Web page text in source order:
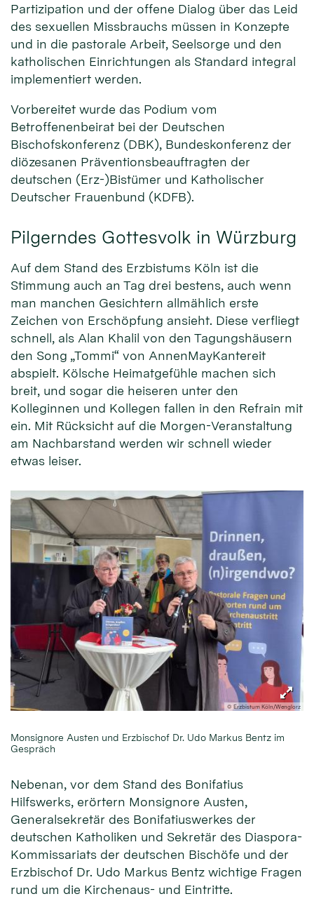
Partizipation und der offene Dialog über das Leid
des sexuellen Missbrauchs müssen in Konzepte
und in die pastorale Arbeit, Seelsorge und den
katholischen Einrichtungen als Standard integral
implementiert werden.
Vorbereitet wurde das Podium vom
Betroffenenbeirat bei der Deutschen
Bischofskonferenz (DBK), Bundeskonferenz der
diözesanen Präventionsbeauftragten der
deutschen (Erz-)Bistümer und Katholischer
Deutscher Frauenbund (KDFB).
Pilgerndes Gottesvolk in Würzburg
Auf dem Stand des Erzbistums Köln ist die
Stimmung auch an Tag drei bestens, auch wenn
man manchen Gesichtern allmählich erste
Zeichen von Erschöpfung ansieht. Diese verfliegt
schnell, als Alan Khalil von den Tagungshäusern
den Song „Tommi“ von AnnenMayKantereit
abspielt. Kölsche Heimatgefühle machen sich
breit, und sogar die heiseren unter den
Kolleginnen und Kollegen fallen in den Refrain mit
ein. Mit Rücksicht auf die Morgen-Veranstaltung
am Nachbarstand werden wir schnell wieder
etwas leiser.
© Erzbistum Köln/Wenglorz
Monsignore Austen und Erzbischof Dr. Udo Markus Bentz im
Gespräch
Nebenan, vor dem Stand des Bonifatius
Hilfswerks, erörtern Monsignore Austen,
Generalsekretär des Bonifatiuswerkes der
deutschen Katholiken und Sekretär des Diaspora-
Kommissariats der deutschen Bischöfe und der
Erzbischof Dr. Udo Markus Bentz wichtige Fragen
rund um die Kirchenaus- und Eintritte.